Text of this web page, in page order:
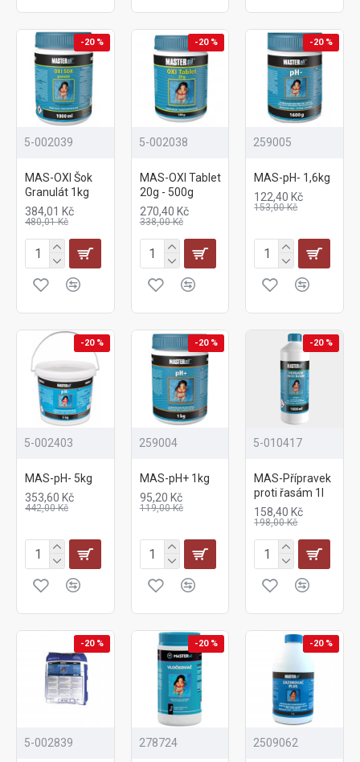
-20 %
5-002039
MAS-OXI Šok
Granulát 1kg
384,01 Kč
480,01 Kč
-20 %
5-002038
MAS-OXI Tablet
20g - 500g
270,40 Kč
338,00 Kč
-20 %
259005
MAS-pH- 1,6kg
122,40 Kč
153,00 Kč
-20 %
5-002403
MAS-pH- 5kg
353,60 Kč
442,00 Kč
-20 %
259004
MAS-pH+ 1kg
95,20 Kč
119,00 Kč
-20 %
5-010417
MAS-Přípravek
proti řasám 1l
158,40 Kč
198,00 Kč
-20 %
5-002839
-20 %
278724
-20 %
2509062